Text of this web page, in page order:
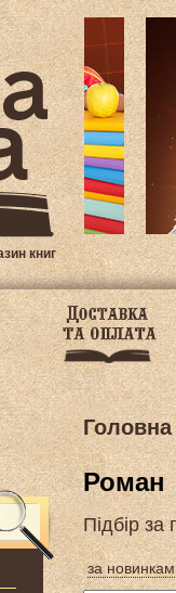
книг
Головна
Роман
Підбір за
за